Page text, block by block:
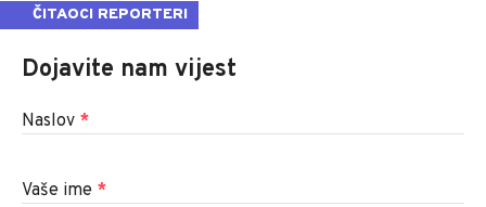
ČITAOCI REPORTERI
Dojavite nam vijest
Naslov *
Vaše ime *